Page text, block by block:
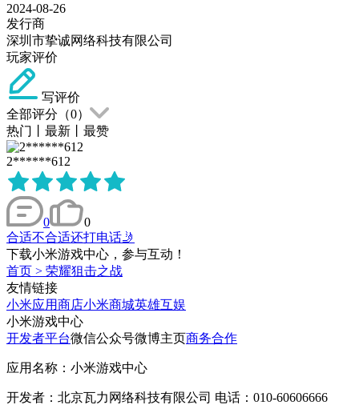
2024-08-26
发行商
深圳市挚诚网络科技有限公司
玩家评价
写评价
全部评分（0）
热门
最新 最赞
2******612
0
0
合适不合适还打电话🤳
下载小米游戏中心，参与互动！
首页 > 荣耀狙击之战
友情链接
小米应用商店小米商城英雄互娱
小米游戏中心
开发者平台微信公众号微博主页商务合作
应用名称：小米游戏中心
开发者：北京瓦力网络科技有限公司 电话：010-60606666